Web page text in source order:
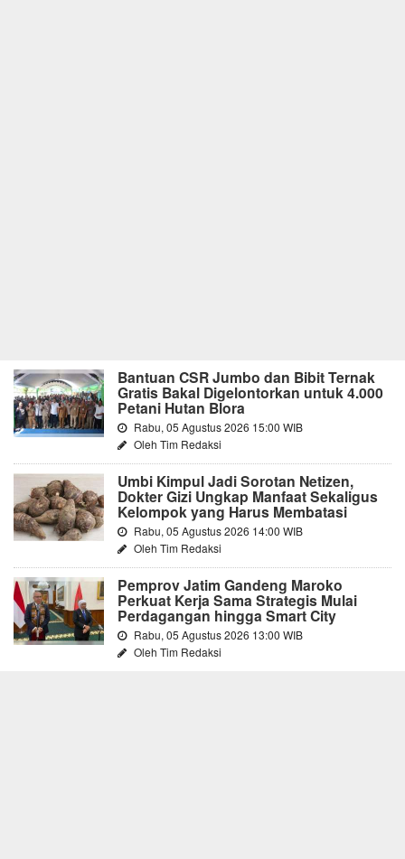
Bantuan CSR Jumbo dan Bibit Ternak
Gratis Bakal Digelontorkan untuk 4.000
Petani Hutan Blora
Rabu, 05 Agustus 2026 15:00 WIB
Oleh Tim Redaksi
Umbi Kimpul Jadi Sorotan Netizen,
Dokter Gizi Ungkap Manfaat Sekaligus
Kelompok yang Harus Membatasi
Rabu, 05 Agustus 2026 14:00 WIB
Oleh Tim Redaksi
Pemprov Jatim Gandeng Maroko
Perkuat Kerja Sama Strategis Mulai
Perdagangan hingga Smart City
Rabu, 05 Agustus 2026 13:00 WIB
Oleh Tim Redaksi